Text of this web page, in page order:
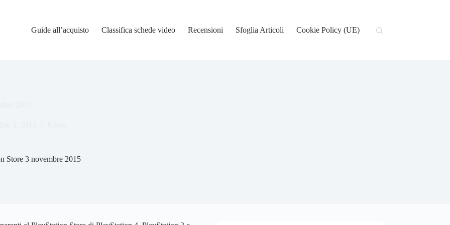
Guide all’acquisto
Classifica schede video Recensioni Sfoglia Articoli Cookie Policy (UE)
Store 3 novembre 2015